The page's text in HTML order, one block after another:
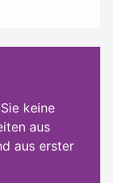
keine
aus
aus erster